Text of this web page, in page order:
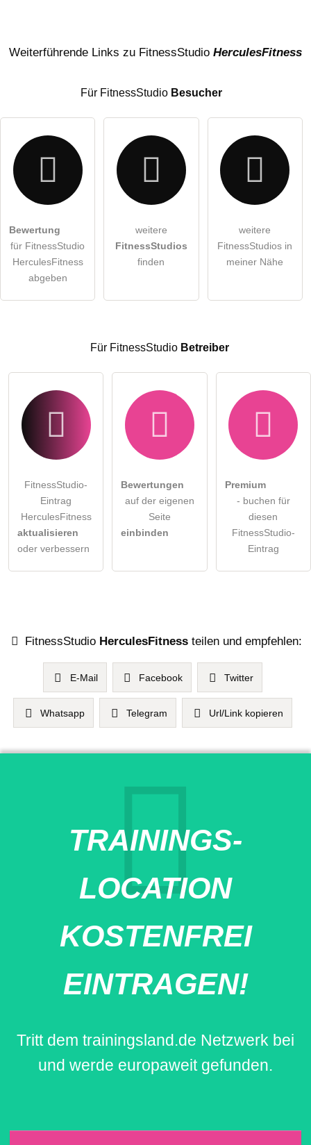
E-Mail-Adresse (wird nicht veröffentlicht)
Hiermit akzeptiere ich dieAGB
DieDatenschutzerklärung habe ich zur Kenntnis genommen.
Besucher sichtbar
Weiterführende Links zu FitnessStudio HerculesFitness
Für FitnessStudio Besucher
Bewertung
für FitnessStudio
HerculesFitness
abgeben
weitere
FitnessStudios
finden
weitere
FitnessStudios in
meiner Nähe
Für FitnessStudio Betreiber
FitnessStudio-
Eintrag
HerculesFitness
aktualisieren
oder verbessern
Bewertungen
auf der eigenen
Seite
einbinden
Premium
- buchen für
diesen
FitnessStudio-
Eintrag
FitnessStudio HerculesFitness teilen und empfehlen:
E-Mail Facebook Twitter
Whatsapp Telegram Url/Link kopieren
TRAININGS-
LOCATION
KOSTENFREI
EINTRAGEN!
Tritt dem trainingsland.de Netzwerk bei
und werde europaweit gefunden.